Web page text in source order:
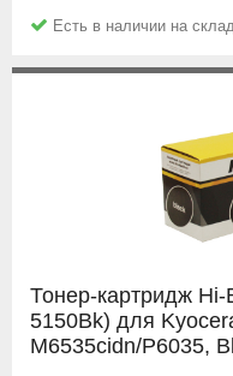
картриджа (например в
Упаковку картриджа;
Есть в наличии на
Тонер-картридж
5150Bk) для
M6535cidn/P6035,